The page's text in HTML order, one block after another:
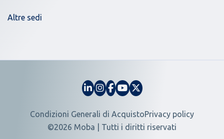
Altre sedi
Condizioni Generali di AcquistoPrivacy policy
©2026 Moba | Tutti i diritti riservati